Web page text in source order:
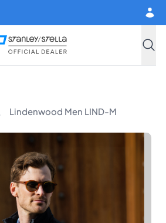
Stanley/Stella Sök
Lindenwood Men LIND-M